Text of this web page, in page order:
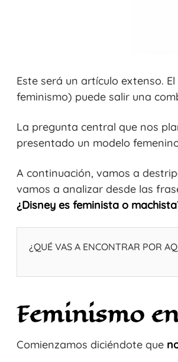
Este será un artículo extenso.
feminismo) puede salir una
La pregunta central que nos
presentado un modelo
A continuación, vamos a
vamos a analizar desde las
¿Disney es feminista o
¿QUÉ VAS A ENCONTRAR POR
Feminismo
Comienzamos diciéndote que